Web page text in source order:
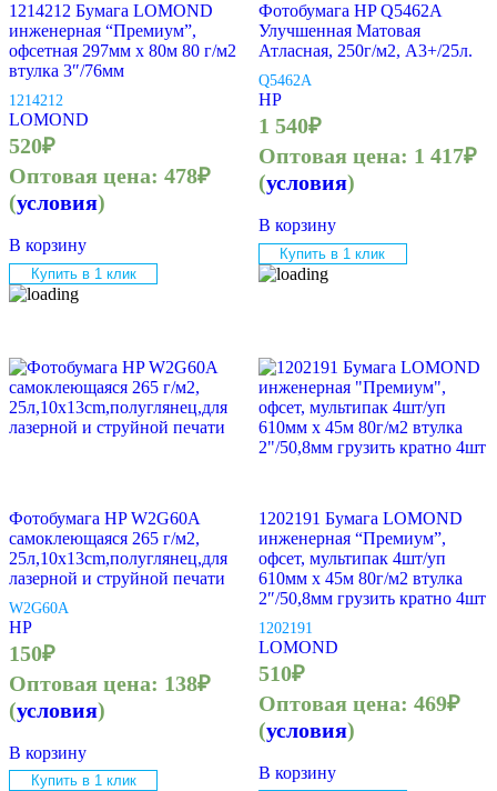
1214212 Бумага LOMOND
инженерная “Премиум”,
офсетная 297мм х 80м 80 г/м2
втулка 3″/76мм
1214212
LOMOND
520₽
Оптовая цена: 478₽
(условия)
В корзину
Купить в 1 клик
Фотобумага HP Q5462A
Улучшенная Матовая
Атласная, 250г/м2, A3+/25л.
Q5462A
HP
1 540₽
Оптовая цена: 1 417₽
(условия)
В корзину
Купить в 1 клик
Фотобумага HP W2G60A
самоклеющаяся 265 г/м2,
25л,10x13cm,полуглянец,для
лазерной и струйной печати
W2G60A
HP
150₽
Оптовая цена: 138₽
(условия)
В корзину
Купить в 1 клик
1202191 Бумага LOMOND
инженерная “Премиум”,
офсет, мультипак 4шт/уп
610мм х 45м 80г/м2 втулка
2″/50,8мм грузить кратно 4шт
1202191
LOMOND
510₽
Оптовая цена: 469₽
(условия)
В корзину